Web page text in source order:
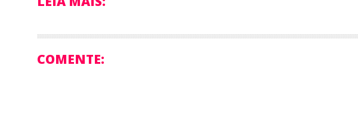
COMENTE: